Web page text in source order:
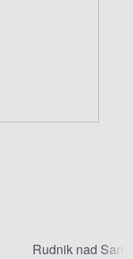
Rudnik nad Sanem